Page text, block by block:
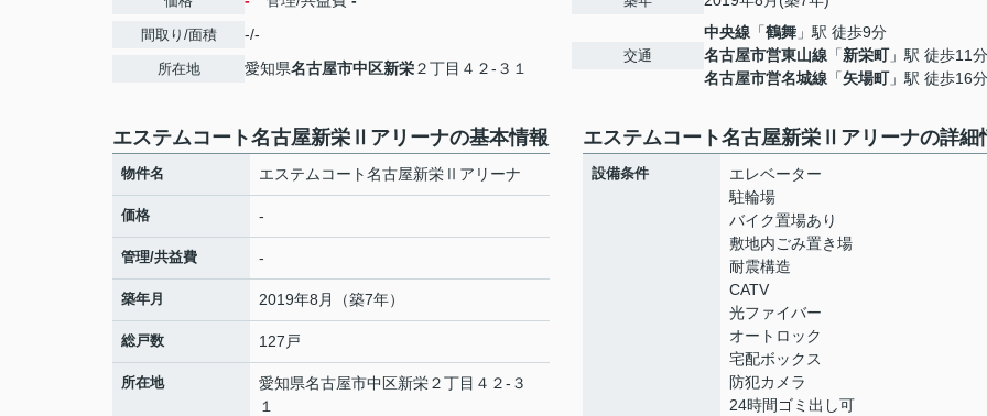
間取り/面積 -/-
所在地 愛知県名古屋市中区新栄２丁目４２-３１
交通
中央線 「鶴舞 」駅 徒歩9分
名古屋市営東山線 「新栄町」駅 徒歩11分
名古屋市営名城線 「矢場町」駅 徒歩16分
エステムコート名古屋新栄Ⅱアリーナの基本情報
物件名 エステムコート名古屋新栄Ⅱアリーナ
価格 -
管理/共益費 -
築年月 2019年8月（築7年）
総戸数 127戸
所在地 愛知県名古屋市中区新栄２丁目４２-３
１
エステムコート名古屋新栄Ⅱアリーナの詳細
設備条件
エレベーター
駐輪場
バイク置場あり
敷地内ごみ置き場
耐震構造
CATV
光ファイバー
オートロック
宅配ボックス
防犯カメラ
24時間ゴミ出し可